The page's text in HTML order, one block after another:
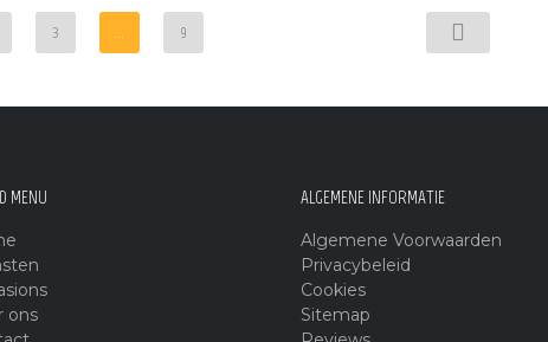
3 ... 9
MENU
ons
ALGEMENE INFORMATIE
Algemene Voorwaarden
Privacybeleid
Cookies
Sitemap